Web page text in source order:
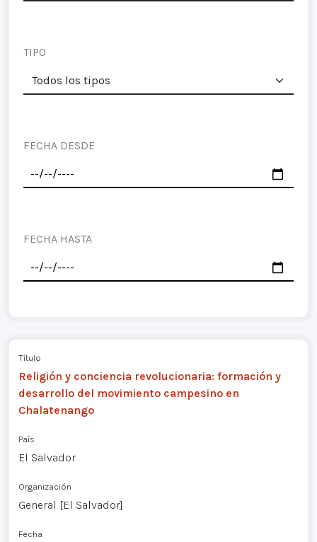
TIPO
FECHA DESDE
FECHA HASTA
Título
Religión y conciencia revolucionaria: formación y
desarrollo del movimiento campesino en
Chalatenango
País
El Salvador
Organización
General [El Salvador]
Fecha